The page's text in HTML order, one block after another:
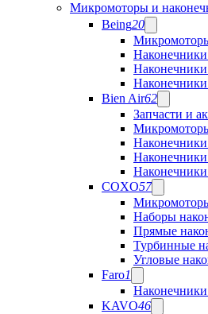
Микромоторы и
Being20
Bien Air62
Запчасти и
COXO57
Наборы
Прямые
Турбинные
Угловые
Faro1
KAVO46